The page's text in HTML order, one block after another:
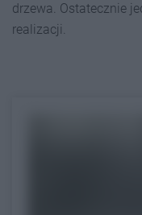
drzewa. Ostatecznie
realizacji.